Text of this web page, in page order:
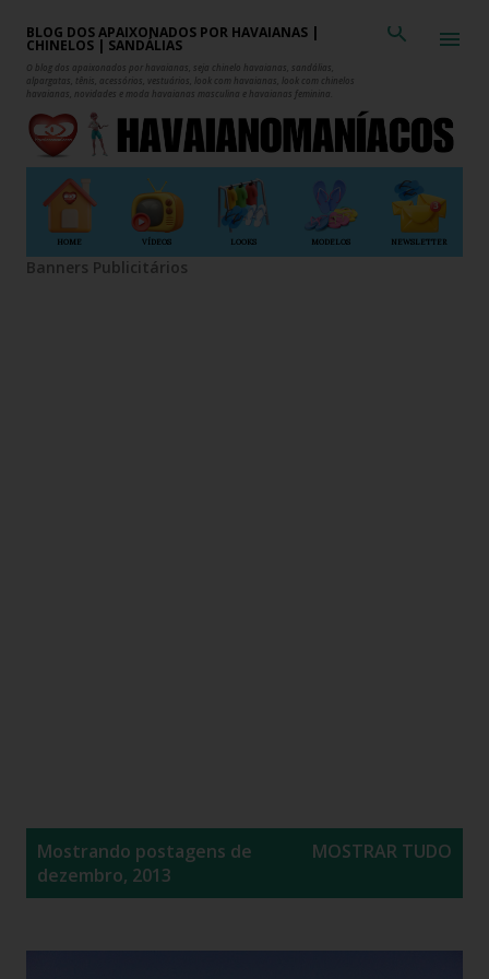
Pular para o conteúdo principal
BLOG DOS APAIXONADOS POR HAVAIANAS |
CHINELOS | SANDÁLIAS
O blog dos apaixonados por havaianas, seja chinelo havaianas, sandálias,
alpargatas, tênis, acessórios, vestuários, look com havaianas, look com chinelos
havaianas, novidades e moda havaianas masculina e havaianas feminina.
HOME VÍDEOS LOOKS MODELOS NEWSLETTER
Banners Publicitários
Mostrando postagens de
dezembro, 2013
MOSTRAR TUDO